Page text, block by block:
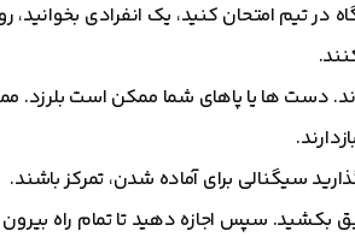
تیم امتحان کنید، یک انفرادی بخوانید،
دست ها یا پاهای شما ممکن است بلرزد.
سیگنالی برای آماده شدن، تمرکز باشند.
سپس اجازه دهید تا تمام راه بیرون